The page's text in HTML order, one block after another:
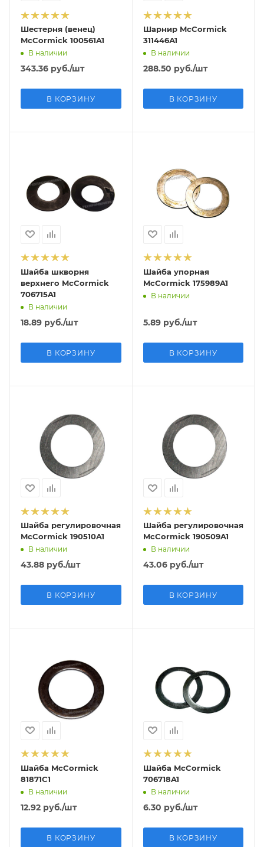
Шестерня (венец)
McCormick 100561A1
В наличии
343.36 руб./шт
В КОРЗИНУ
Шарнир McCormick
311446А1
В наличии
288.50 руб./шт
В КОРЗИНУ
Шайба шкворня
верхнего McCormick
706715A1
В наличии
18.89 руб./шт
В КОРЗИНУ
Шайба упорная
McCormick 175989A1
В наличии
5.89руб./шт
В КОРЗИНУ
Шайба регулировочная
McCormick 190510A1
В наличии
43.88 руб./шт
В КОРЗИНУ
Шайба регулировочная
McCormick 190509A1
В наличии
43.06руб./шт
В КОРЗИНУ
Шайба McCormick
81871C1
В наличии
12.92 руб./шт
В КОРЗИНУ
Шайба McCormick
706718A1
В наличии
6.30 руб./шт
В КОРЗИНУ